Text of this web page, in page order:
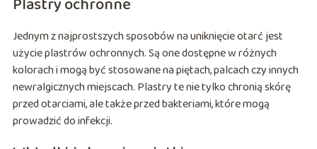
Jednym z najprostszych sposobów na uniknięcie otarć jest
użycie plastrów ochronnych. Są one dostępne w różnych
kolorach i mogą być stosowane na piętach, palcach czy innych
newralgicznych miejscach. Plastry te nie tylko chronią skórę
przed otarciami, ale także przed bakteriami, które mogą
prowadzić do infekcji.